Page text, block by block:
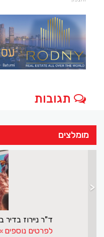
תגובות
מומלצים
אכיפה מותאמת מציאות
לפרטים נוספים
<